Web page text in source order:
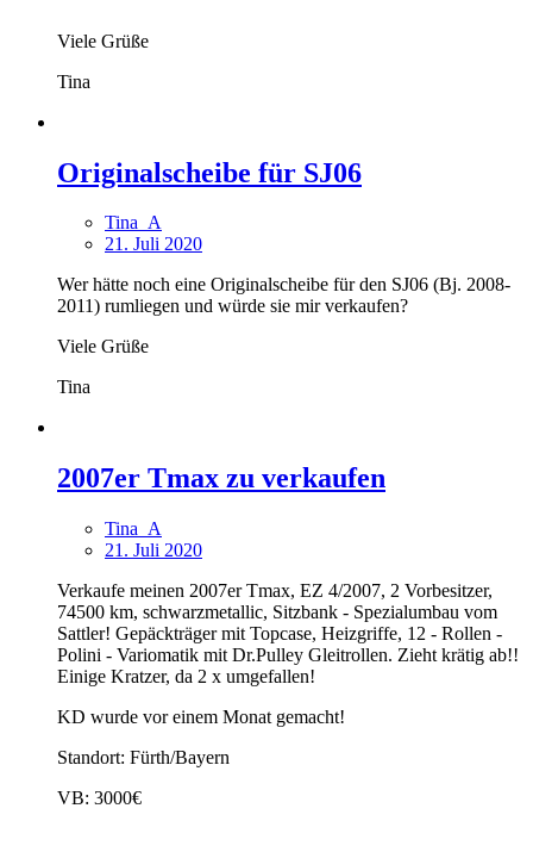
Viele Grüße
Tina
Originalscheibe für SJ06
Tina_A
21. Juli 2020
Wer hätte noch eine Originalscheibe für den SJ06 (Bj. 2008-
2011) rumliegen und würde sie mir verkaufen?
Viele Grüße
Tina
2007er Tmax zu verkaufen
Tina_A
21. Juli 2020
Verkaufe meinen 2007er Tmax, EZ 4/2007, 2 Vorbesitzer,
74500 km, schwarzmetallic, Sitzbank - Spezialumbau vom
Sattler! Gepäckträger mit Topcase, Heizgriffe, 12 - Rollen -
Polini - Variomatik mit Dr.Pulley Gleitrollen. Zieht krätig ab!!
Einige Kratzer, da 2 x umgefallen!
KD wurde vor einem Monat gemacht!
Standort: Fürth/Bayern
VB: 3000€